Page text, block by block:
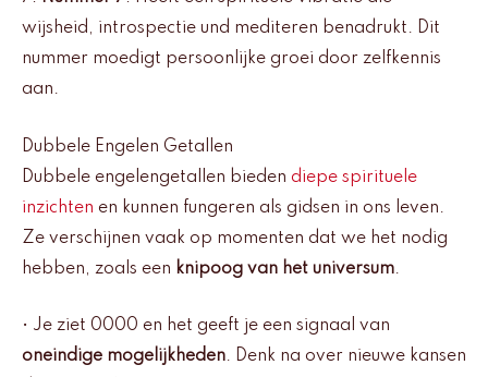
wijsheid, introspectie und mediteren benadrukt. Dit
nummer moedigt persoonlijke groei door zelfkennis
aan.
Dubbele Engelen Getallen
Dubbele engelengetallen bieden diepe spirituele
inzichten en kunnen fungeren als gidsen in ons leven.
Ze verschijnen vaak op momenten dat we het nodig
hebben, zoals een knipoog van het universum.
• Je ziet 0000 en het geeft je een signaal van
oneindige mogelijkheden. Denk na over nieuwe kansen